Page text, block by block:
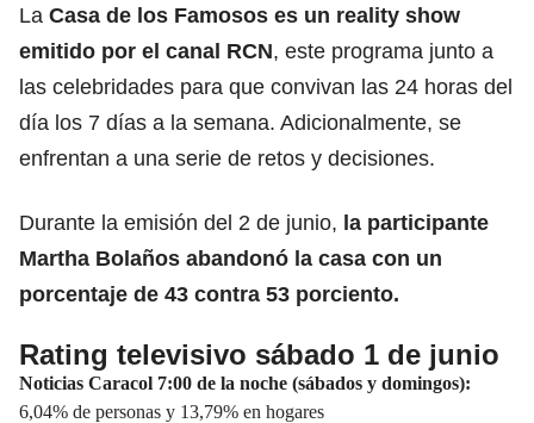
La Casa de los Famosos es un reality show
emitido por el canal RCN, este programa junto a
las celebridades para que convivan las 24 horas del
día los 7 días a la semana. Adicionalmente, se
enfrentan a una serie de retos y decisiones.
Durante la emisión del 2 de junio, la participante
Martha Bolaños abandonó la casa con un
porcentaje de 43 contra 53 porciento.
Rating televisivo sábado 1 de junio
Noticias Caracol 7:00 de la noche (sábados y domingos):
6,04% de personas y 13,79% en hogares